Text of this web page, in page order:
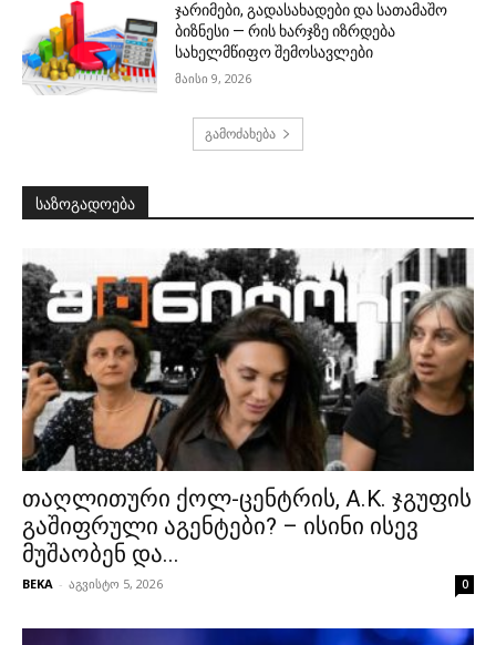
ჯარიმები, გადასახადები და სათამაშო
ბიზნესი — რის ხარჯზე იზრდება
სახელმწიფო შემოსავლები
მაისი 9, 2026
გამოძახება
საზოგადოება
თაღლითური ქოლ-ცენტრის, A.K. ჯგუფის
გაშიფრული აგენტები? – ისინი ისევ
მუშაობენ და...
BEKA - აგვისტო 5, 2026 0